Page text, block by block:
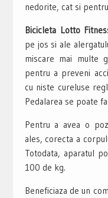
nedorite, cat si
Bicicleta Lotto
pe jos si ale
miscare mai multe
pentru a preveni
cu niste cureluse
Pedalarea se poate
Pentru a avea o
ales, corecta a
Totodata, aparatul
100 de kg.
Beneficiaza de un